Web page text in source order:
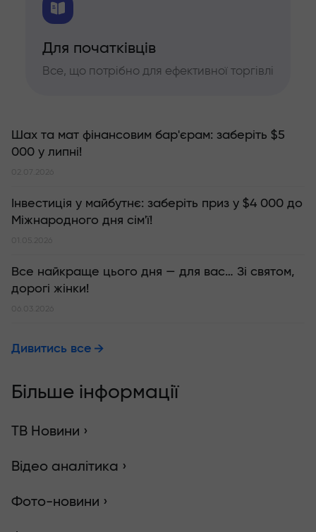
Для початківців
Все, що потрібно для ефективної торгівлі
Шах та мат фінансовим бар'єрам: заберіть $5
000 у липні!
02.07.2026
Інвестиція у майбутнє: заберіть приз у $4 000 до
Міжнародного дня сім'ї!
01.05.2026
Все найкраще цього дня — для вас… Зі святом,
дорогі жінки!
06.03.2026
Дивитись все
Більше інформації
ТВ Новини ›
Відео аналітика ›
Фото-новини ›